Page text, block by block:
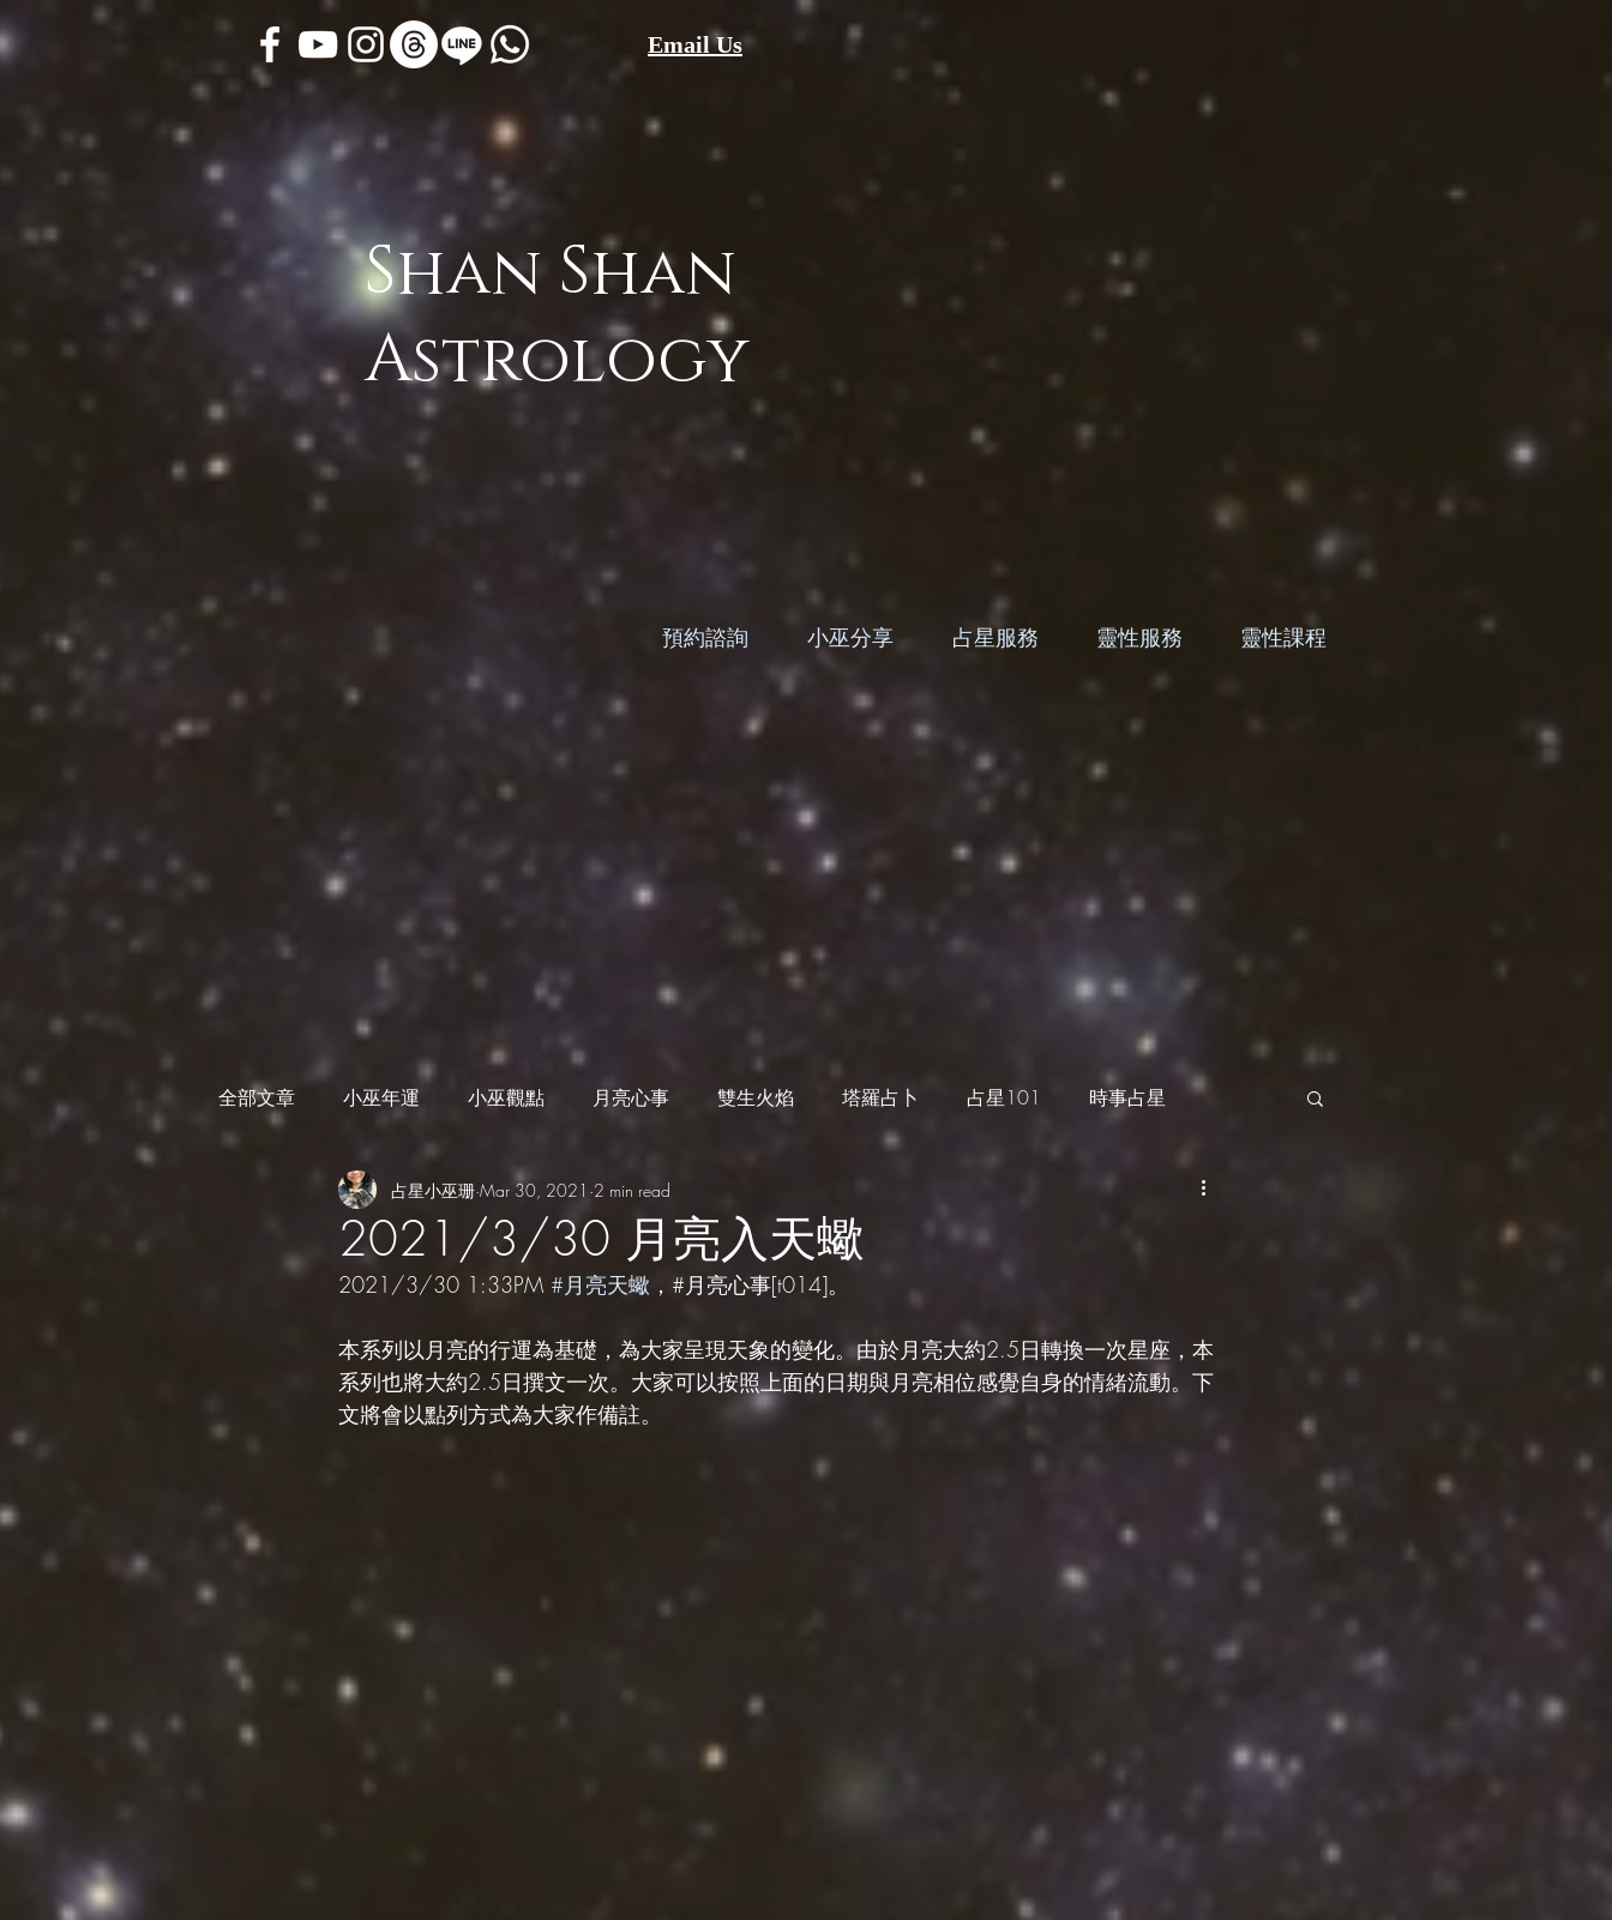
Email Us
Shan Shan
Astrology
預約諮詢 小巫分享 占星服務 靈性服務 靈性課程
全部文章 小巫年運 小巫觀點 月亮心事 雙生火焰 塔羅占卜 占星101 時事占星
外星訊息 遊走在藝術 四季心境 星座週運
2021/3/30 月亮入天蠍
占星小巫珊 Mar 30, 2021 2 min read
2021/3/30 1:33PM #月亮天蠍 ，#月亮心事[t014]。
本系列以月亮的行運為基礎，為大家呈現天象的變化。由於月亮大約2.5日轉換一次星座，本
系列也將大約2.5日撰文一次。大家可以按照上面的日期與月亮相位感覺自身的情緒流動。下
文將會以點列方式為大家作備註。